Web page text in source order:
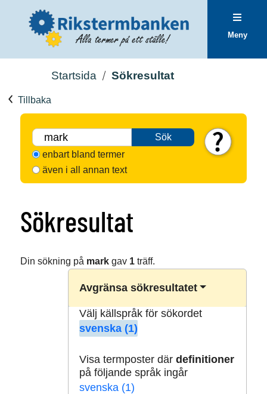
Meny
Startsida Sökresultat
Tillbaka
Sök
enbart bland termer
även i all annan text
Sökresultat
Din sökning på markgav 1träff.
Avgränsa sökresultatet
Välj källspråk för sökordet
svenska (1)
Visa termposter där definitioner
på följande språk ingår
svenska (1)